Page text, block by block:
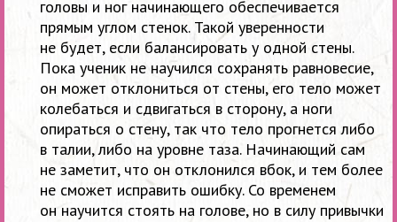
головы и ног начинающего обеспечивается
прямым углом стенок. Такой уверенности
не будет, если балансировать у одной стены.
Пока ученик не научился сохранять равновесие,
он может отклониться от стены, его тело может
колебаться и сдвигаться в сторону, а ноги
опираться о стену, так что тело прогнется либо
в талии, либо на уровне таза. Начинающий сам
не заметит, что он отклонился вбок, и тем более
не сможет исправить ошибку. Со временем
он научится стоять на голове, но в силу привычки